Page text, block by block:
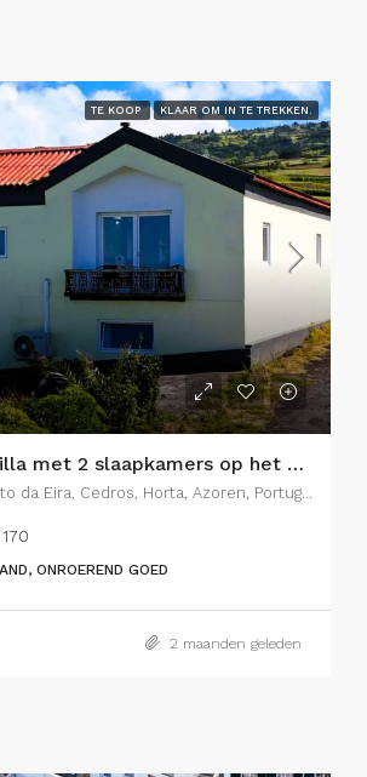
TE KOOP KLAAR OM IN TE TREKKEN.
Charmante villa met 2 slaapkamers op het eiland Faial, Azoren – De perfecte combinatie van rustieke charme en modern comfort
Caminho do Porto da Eira, Cedros, Horta, Azoren, Portugal
170
ONROEREND GOED
2 maanden geleden